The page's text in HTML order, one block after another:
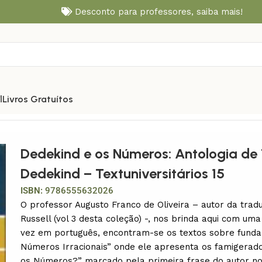
Desconto para professores, saiba mais!
Livros Gratuítos
Fundacionais de Richard Dedekind – Textuniversitários
Dedekind e os Números: Antologia
Dedekind – Textuniversitários 15
ISBN: 9786555632026
O professor Augusto Franco de Oliveira – autor da
Russell (vol 3 desta coleção) -, nos brinda aqui com
vez em português, encontram-se os textos sobre
Números Irracionais” onde ele apresenta os